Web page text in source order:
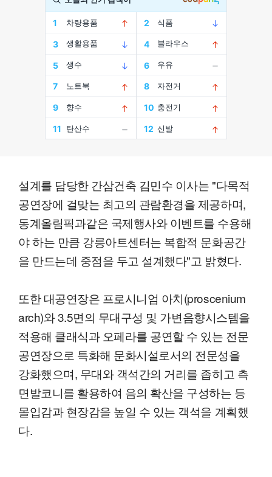
설계를 담당한 간삼건축 김민수 이사는 "다목적
공연장에 걸맞는 최고의 관람환경을 제공하며,
동계올림픽과같은 국제행사와 이벤트를 수용해
야 하는 만큼 강릉아트센터는 복합적 문화공간
을 만드는데 중점을 두고 설계했다"고 밝혔다.
또한 대공연장은 프로시니엄 아치(proscenium
arch)와 3.5면의 무대구성 및 가변음향시스템을
적용해 클래식과 오페라를 공연할 수 있는 전문
공연장으로 특화해 문화시설로서의 전문성을
강화했으며, 무대와 객석간의 거리를 좁히고 측
면발코니를 활용하여 음의 확산을 구성하는 등
몰입감과 현장감을 높일 수 있는 객석을 계획했
다.